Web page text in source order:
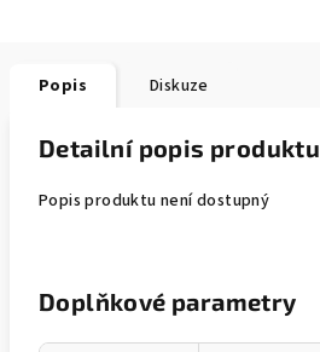
Popis Diskuze
Detailní popis produktu
Popis produktu není dostupný
Doplňkové parametry